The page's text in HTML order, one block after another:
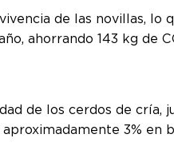
de las novillas, lo
ahorrando 143 kg de
de los cerdos de cría,
3% en